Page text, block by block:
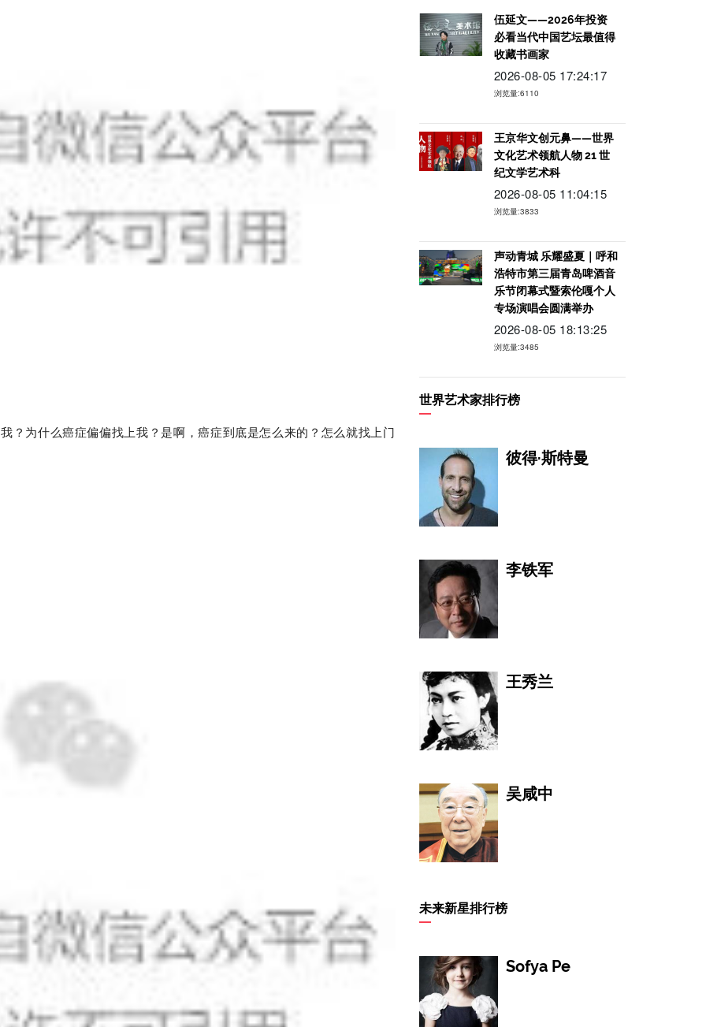
？为什么癌症偏偏找上我？是啊，癌症到底是怎么来的？怎么就找上门
伍延文——2026年投资
必看当代中国艺坛最值得
收藏书画家
2026-08-05 17:24:17
浏览量:6110
王京华文创元鼻——世界
文化艺术领航人物 21 世
纪文学艺术科
2026-08-05 11:04:15
浏览量:3833
声动青城 乐耀盛夏｜呼和
浩特市第三届青岛啤酒音
乐节闭幕式暨索伦嘎个人
专场演唱会圆满举办
2026-08-05 18:13:25
浏览量:3485
世界艺术家排行榜
彼得·斯特曼
李铁军
王秀兰
吴咸中
康妮·尼尔森
未来新星排行榜
Sofya Pe